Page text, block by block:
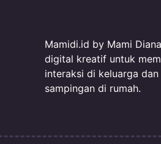
Mamidi.id by Mami
digital kreatif untuk
interaksi di keluarga
sampingan di rumah.